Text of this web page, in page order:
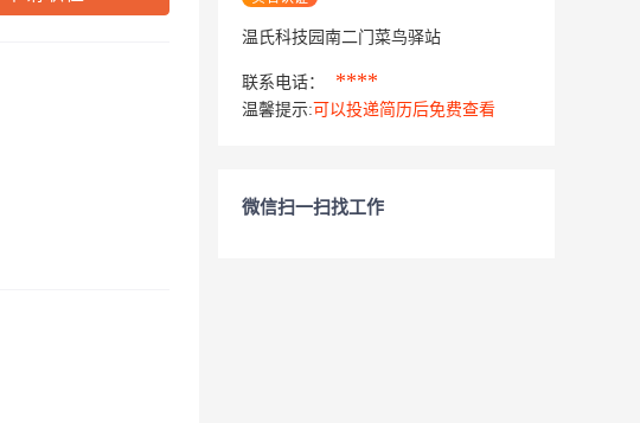
温氏科技园南二门菜鸟驿站
联系电话： ****
温馨提示: 可以投递简历后免费查看
微信扫一扫找工作